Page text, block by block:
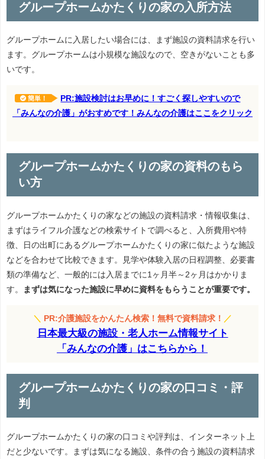
グループホームかたくりの家の入所方法
グループホームに入居したい場合には、まず施設の資料請求を行い
ます。グループホームは小規模な施設なので、空きがないことも多
いです。
簡単！
PR:施設検討はお早めに！すごく探しやすいので
「みんなの介護」がおすめです！みんなの介護はここをクリック
グループホームかたくりの家の資料のもら
い方
グループホームかたくりの家などの施設の資料請求・情報収集は、
まずはライフル介護などの検索サイトで調べると、入所費用や特
徴、日の出町にあるグループホームかたくりの家に似たような施設
などを合わせて比較できます。見学や体験入居の日程調整、必要書
類の準備など、一般的には入居までに1ヶ月半～2ヶ月はかかりま
す。
まずは気になった施設に早めに資料をもらうことが重要です。
＼ PR:介護施設をかんたん検索！無料で資料請求！ ／
日本最大級の施設・老人ホーム情報サイト
「みんなの介護」はこちらから！
グループホームかたくりの家の口コミ・評
判
グループホームかたくりの家の口コミや評判は、インターネット上
だと少ないです。まずは気になる施設、条件の合う施設の資料請求